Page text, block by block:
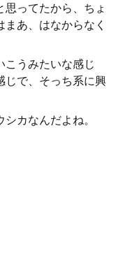
ってたから、ちょ
あ、はなからなく
こうみたいな感じ
じで、そっち系に興
カなんだよね。